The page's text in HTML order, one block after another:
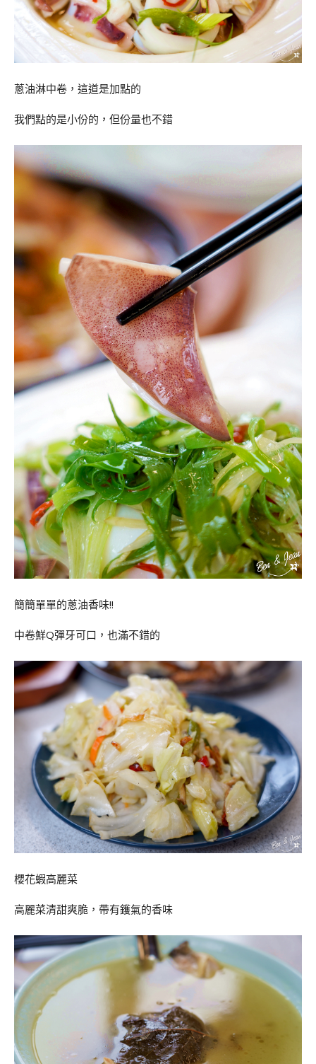
蔥油淋中卷，這道是加點的
我們點的是小份的，但份量也不錯
簡簡單單的蔥油香味!!
中卷鮮Q彈牙可口，也滿不錯的
櫻花蝦高麗菜
高麗菜清甜爽脆，帶有鑊氣的香味